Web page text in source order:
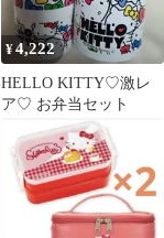
¥4,222
HELLO KITTY♡激レ
ア♡ お弁当セット